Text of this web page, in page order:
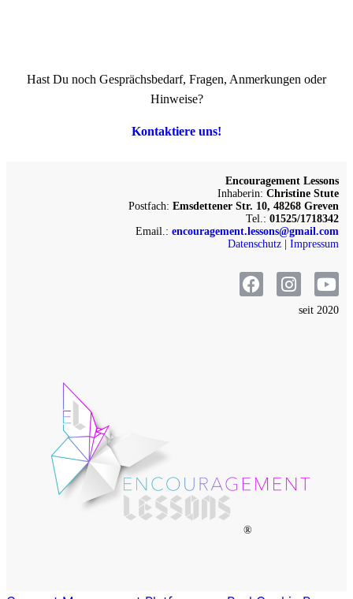
Hast Du noch Gesprächsbedarf, Fragen, Anmerkungen oder
Hinweise?
Kontaktiere uns!
Encouragement Lessons
Inhaberin: Christine Stute
Postfach: Emsdettener Str. 10, 48268 Greven
Tel.: 01525/1718342
Email.: encouragement.lessons@gmail.com
Datenschutz
Impressum
seit 2020
®